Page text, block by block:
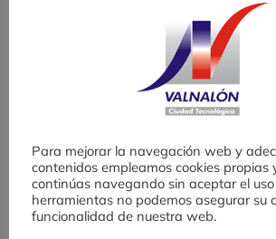
experiencia de
fomento de cultura
emprendedora en
Educación
Secundaria
Buscar:
Para mejorar la navegación web y
contenidos empleamos cookies propias
continúas navegando sin aceptar el
herramientas no podemos asegurar su
funcionalidad de nuestra web.